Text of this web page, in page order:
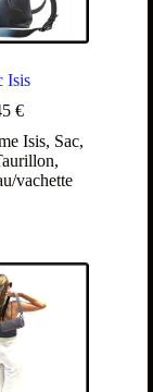
Isis
€
Isis, Sac,
,
vachette